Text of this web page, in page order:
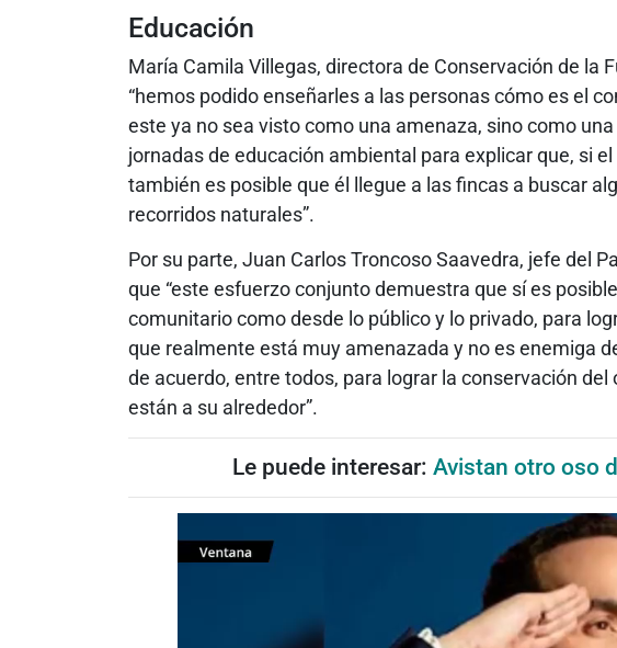
Educación
María Camila Villegas, directora de Conservación de la
“hemos podido enseñarles a las personas cómo es el
este ya no sea visto como una amenaza, sino como
jornadas de educación ambiental para explicar que, si
también es posible que él llegue a las fincas a buscar
recorridos naturales”.
Por su parte, Juan Carlos Troncoso Saavedra, jefe del
que “este esfuerzo conjunto demuestra que sí es
comunitario como desde lo público y lo privado, para
que realmente está muy amenazada y no es enemiga
de acuerdo, entre todos, para lograr la conservación
están a su alrededor”.
Le puede interesar: Avistan otro oso